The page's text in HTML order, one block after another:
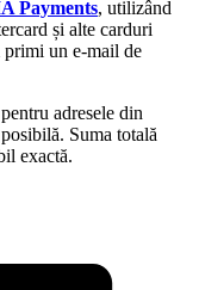
Payments, utilizând
și alte carduri
un e-mail de
adresele din
Suma totală
exactă.